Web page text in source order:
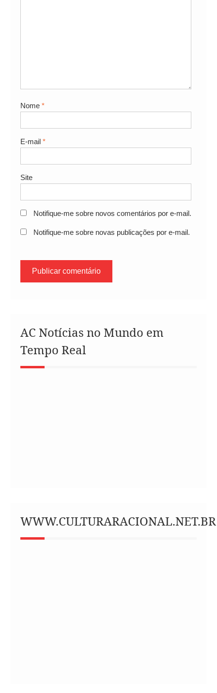
Nome *
E-mail *
Site
Notifique-me sobre novos comentários por e-mail.
Notifique-me sobre novas publicações por e-mail.
AC Notícias no Mundo em
Tempo Real
WWW.CULTURARACIONAL.NET.BR